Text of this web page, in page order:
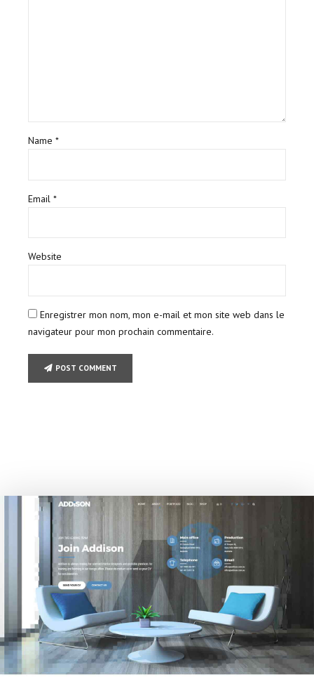
Name *
Email *
Website
Enregistrer mon nom, mon e-mail et mon site web dans le
navigateur pour mon prochain commentaire.
POST COMMENT